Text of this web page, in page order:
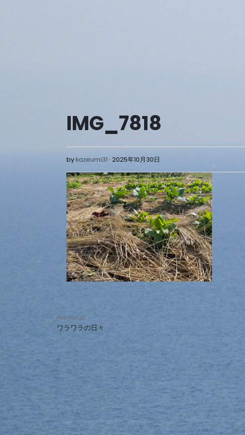
IMG_7818
bykazeumi31 2025年10月30日
10
月
30
日
投
稿
ナ
ビ
ゲ
ー
シ
Previous:
ワラワラの日々